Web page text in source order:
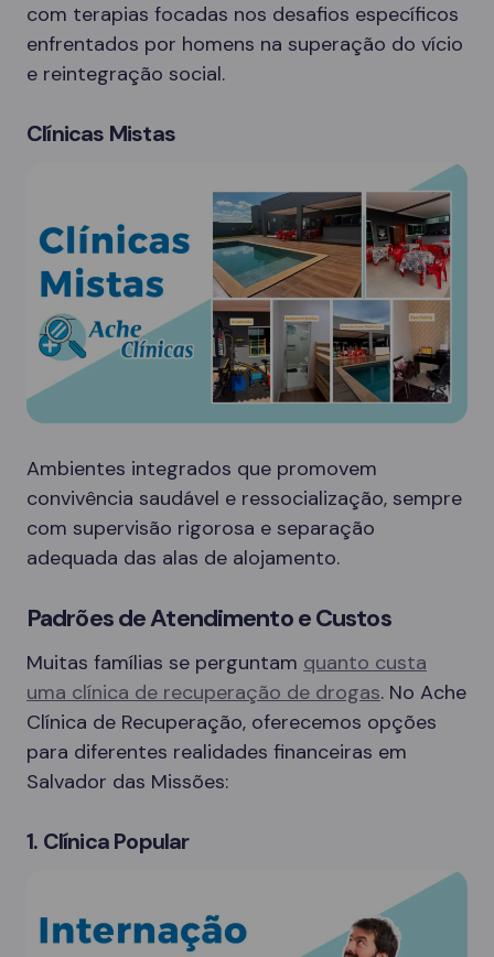
com terapias focadas nos desafios específicos
enfrentados por homens na superação do vício
e reintegração social.
Clínicas Mistas
Ambientes integrados que promovem
convivência saudável e ressocialização, sempre
com supervisão rigorosa e separação
adequada das alas de alojamento.
Padrões de Atendimento e Custos
Muitas famílias se perguntam quanto custa
uma clínica de recuperação de drogas. No Ache
Clínica de Recuperação, oferecemos opções
para diferentes realidades financeiras em
Salvador das Missões:
1. Clínica Popular